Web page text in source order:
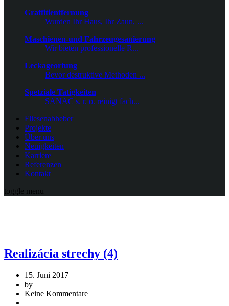
Graffitientfernung
Wurden Ihr Haus, Ihr Zaun, ...
Maschienen-und Fahrzeugesanierung
Wir bieten professionelle R...
Leckageortung
Bevor destruktive Methoden ...
Spetziale Tatigkeiten
SANAC s. r. o. reinigt fach...
Fliesenabheber
Projekte
Über uns
Neuigkeiten
Karriere
Referenzen
Kontakt
toggle menu
Realizácia strechy (4)
15. Juni 2017
by
Keine Kommentare